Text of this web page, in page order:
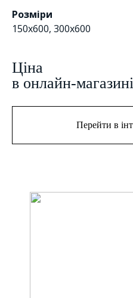
Розміри
150x600, 300x600
Цiна
в онлайн-магазині
Перейти в